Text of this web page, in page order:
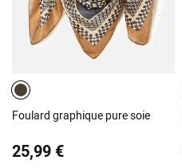
Foulard graphique pure soie
25,99 €